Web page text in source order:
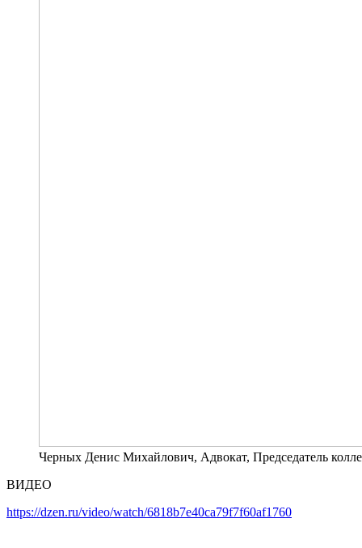
Черных Денис Михайлович, Адвокат, Председатель
ВИДЕО
https://dzen.ru/video/watch/6818b7e40ca79f7f60af1760